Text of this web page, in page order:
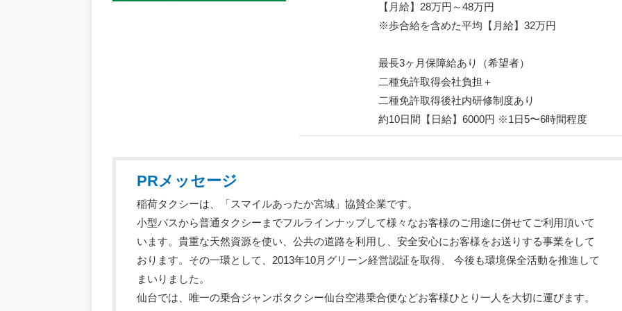
【月給】28万円～48万円
※歩合給を含めた平均【月給】32万円
最長3ヶ月保障給あり（希望者）
二種免許取得会社負担＋
二種免許取得後社内研修制度あり
約10日間【日給】6000円 ※1日5〜6時間程度
PRメッセージ
稲荷タクシーは、「スマイルあったか宮城」協賛企業です。
小型バスから普通タクシーまでフルラインナップして様々なお客様のご用途に併せてご利用頂いて
います。貴重な天然資源を使い、公共の道路を利用し、安全安心にお客様をお送りする事業をして
おります。その一環として、2013年10月グリーン経営認証を取得、 今後も環境保全活動を推進して
まいりました。
仙台では、唯一の乗合ジャンボタクシー仙台空港乗合便などお客様ひとり一人を大切に運びます。